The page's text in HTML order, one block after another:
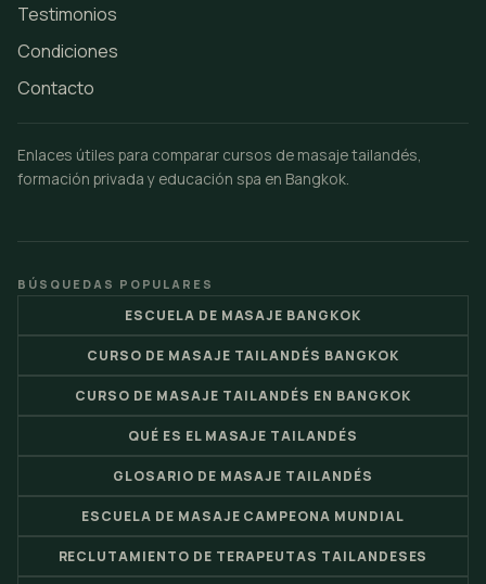
Testimonios
Condiciones
Contacto
Enlaces útiles para comparar cursos de masaje tailandés,
formación privada y educación spa en Bangkok.
BÚSQUEDAS POPULARES
ESCUELA DE MASAJE BANGKOK
CURSO DE MASAJE TAILANDÉS BANGKOK
CURSO DE MASAJE TAILANDÉS EN BANGKOK
QUÉ ES EL MASAJE TAILANDÉS
GLOSARIO DE MASAJE TAILANDÉS
ESCUELA DE MASAJE CAMPEONA MUNDIAL
RECLUTAMIENTO DE TERAPEUTAS TAILANDESES